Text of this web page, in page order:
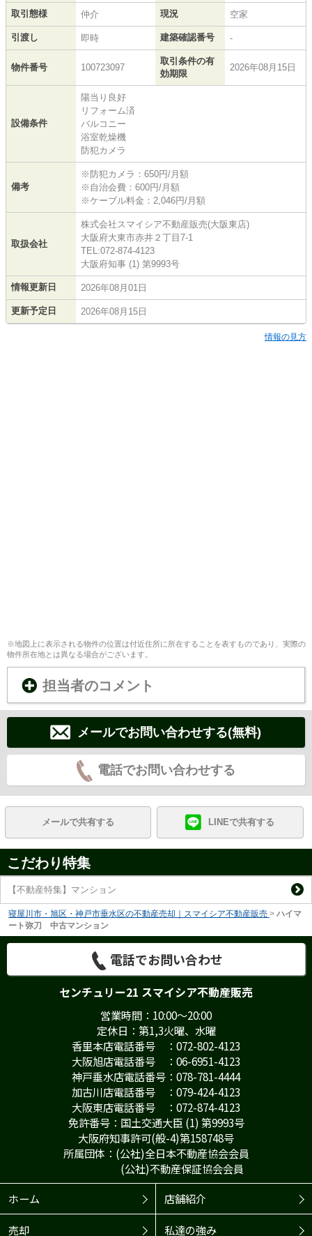
取引態様 仲介 現況 空家
引渡し 即時 建築確認番号 -
物件番号 100723097
取引条件の有
効期限
2026年08月15日
設備条件
陽当り良好
リフォーム済
バルコニー
浴室乾燥機
防犯カメラ
備考
※防犯カメラ：650円/月額
※自治会費：600円/月額
※ケーブル料金：2,046円/月額
取扱会社
株式会社スマイシア不動産販売(大阪東店)
大阪府大東市赤井２丁目7-1
TEL:072-874-4123
大阪府知事 (1) 第9993号
情報更新日 2026年08月01日
更新予定日 2026年08月15日
情報の見方
※地図上に表示される物件の位置は付近住所に所在することを表すものであり、実際の
物件所在地とは異なる場合がございます。
担当者のコメント
メールでお問い合わせする(無料)
電話でお問い合わせする
メールで共有する LINEで共有する
こだわり特集
【不動産特集】マンション
寝屋川市・旭区・神戸市垂水区の不動産売却｜スマイシア不動産販売 > ハイマ
ート弥刀 中古マンション
電話でお問い合わせ
センチュリー21 スマイシア不動産販売
営業時間：10:00～20:00
定休日：第1,3火曜、水曜
香里本店電話番号 ：072-802-4123
大阪旭店電話番号 ：06-6951-4123
神戸垂水店電話番号：078-781-4444
加古川店電話番号 ：079-424-4123
大阪東店電話番号 ：072-874-4123
免許番号：国土交通大臣 (1) 第9993号
大阪府知事許可(般-4)第158748号
所属団体：(公社)全日本不動産協会会員
(公社)不動産保証協会会員
ホーム
店舗紹介
売却 私達の強み